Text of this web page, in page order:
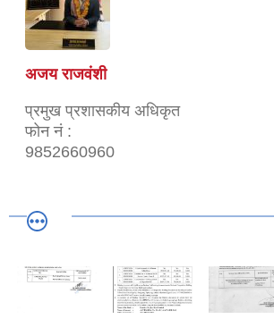
अजय राजवंशी
प्रमुख प्रशासकीय अधिकृत
फोन नं :
9852660960